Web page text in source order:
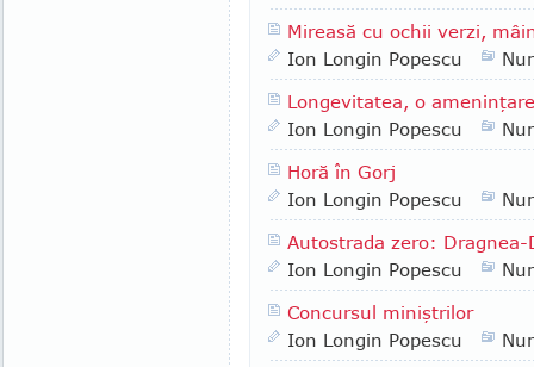
Mireasă cu ochii verzi,
Ion Longin Popescu
Longevitatea, o ameninţare
Ion Longin Popescu
Horă în Gorj
Ion Longin Popescu
Autostrada zero: Dragnea-
Ion Longin Popescu
Concursul miniştrilor
Ion Longin Popescu